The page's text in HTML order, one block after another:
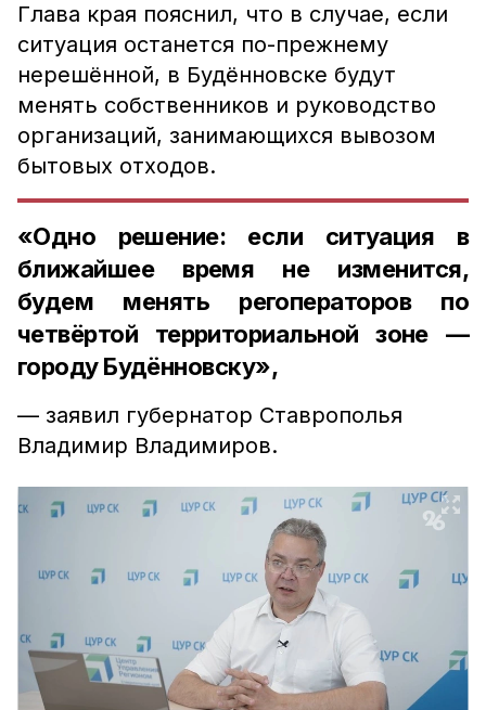
Глава края пояснил, что в случае, если
ситуация останется по-прежнему
нерешённой, в Будённовске будут
менять собственников и руководство
организаций, занимающихся вывозом
бытовых отходов.
«Одно решение: если ситуация в
ближайшее время не изменится,
будем менять регоператоров по
четвёртой территориальной зоне —
городу Будённовску»,
— заявил губернатор Ставрополья
Владимир Владимиров.